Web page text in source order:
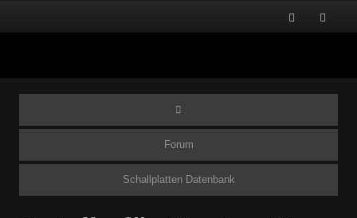
Forum
Schallplatten Datenbank